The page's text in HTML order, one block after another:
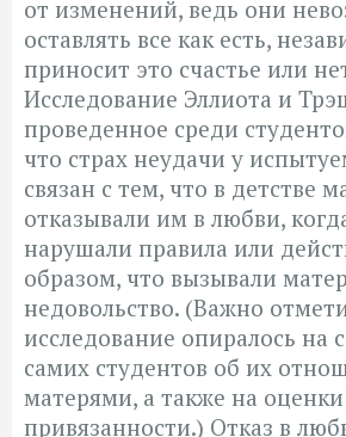
от изменений, ведь они
оставлять все как есть,
приносит это счастье или
Исследование Эллиота и
проведенное среди
что страх неудачи у
связан с тем, что в детстве
отказывали им в любви,
нарушали правила или
образом, что вызывали
недовольство. (Важно
исследование опиралось на
самих студентов об их
матерями, а также на
привязанности.) Отказ в